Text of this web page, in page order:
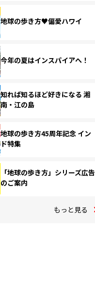
地球の歩き方♥偏愛ハワイ
今年の夏はインスパイアへ！
知れば知るほど好きになる 湘
南・江の島
地球の歩き方45周年記念 イン
ド特集
「地球の歩き方」シリーズ広告
のご案内
もっと見る